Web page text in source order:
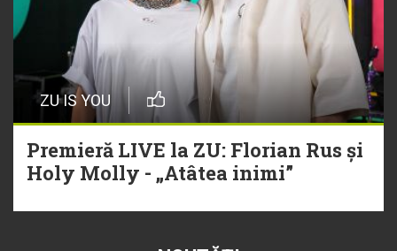
ZU IS YOU
Premieră LIVE la ZU: Florian Rus și
Holy Molly - „Atâtea inimi”